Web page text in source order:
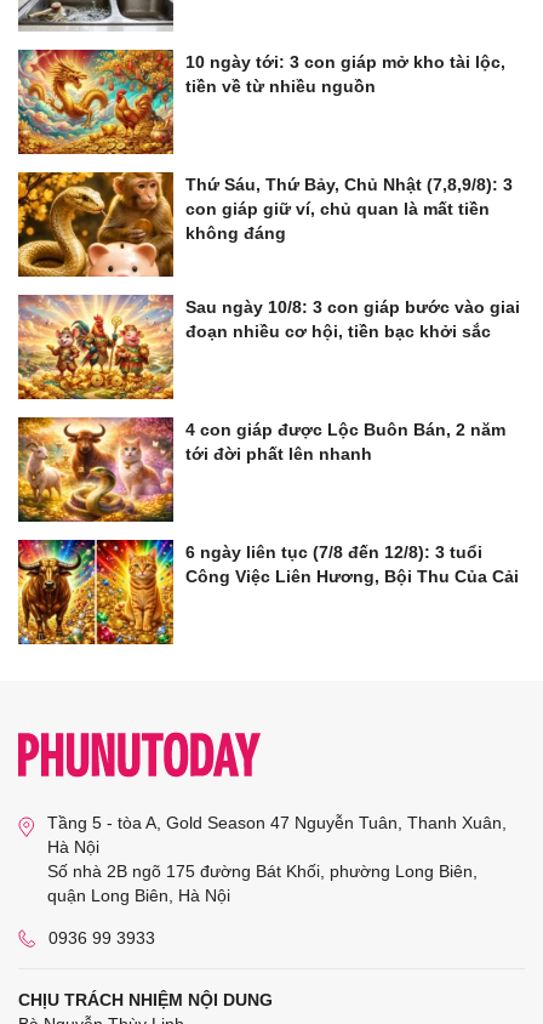
10 ngày tới: 3 con giáp mở kho tài lộc,
tiền về từ nhiều nguồn
Thứ Sáu, Thứ Bảy, Chủ Nhật (7,8,9/8): 3
con giáp giữ ví, chủ quan là mất tiền
không đáng
Sau ngày 10/8: 3 con giáp bước vào giai
đoạn nhiều cơ hội, tiền bạc khởi sắc
4 con giáp được Lộc Buôn Bán, 2 năm
tới đời phất lên nhanh
6 ngày liên tục (7/8 đến 12/8): 3 tuổi
Công Việc Liên Hương, Bội Thu Của Cải
Tầng 5 - tòa A, Gold Season 47 Nguyễn Tuân, Thanh Xuân,
Hà Nội
Số nhà 2B ngõ 175 đường Bát Khối, phường Long Biên,
quận Long Biên, Hà Nội
0936 99 3933
CHỊU TRÁCH NHIỆM NỘI DUNG